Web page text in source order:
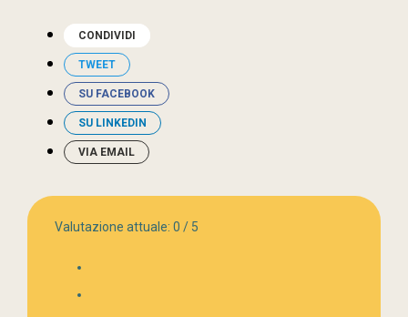
CONDIVIDI
TWEET
SU FACEBOOK
SU LINKEDIN
VIA EMAIL
Valutazione attuale: 0 / 5